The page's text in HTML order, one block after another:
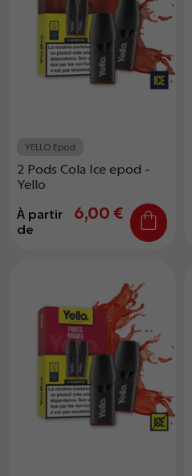
YELLO Epod
2 Pods Cola Ice epod -
Yello
À partir
de
6,00 €